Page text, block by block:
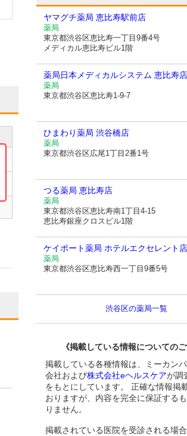
ヤマグチ薬局 恵比寿駅前店
薬局
東京都渋谷区恵比寿一丁目9番4号
メディカル恵比寿ビル1階
薬局日本メディカルシステム 恵比寿店
薬局
東京都渋谷区恵比寿1-9-7
ひまわり薬局 渋谷橋店
薬局
東京都渋谷区広尾1丁目2番1号
つる薬局 恵比寿店
薬局
東京都渋谷区恵比寿南1丁目4-15
恵比寿銀座クロスビル1階
ケイポート薬局 ホテルエクセレント店
薬局
東京都渋谷区恵比寿西一丁目9番5号
渋谷区の薬局一覧
《掲載している情報についてのご
掲載している各種情報は、ミーカン
会社および株式会社eヘルスケアが調
をもとにしています。 正確な情報掲
おりますが、内容を完全に保証する
りません。
掲載されている医院を受診される場